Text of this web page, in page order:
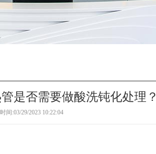
是否需要做酸洗钝化处理？
时间:03/29/2023 10:22:04